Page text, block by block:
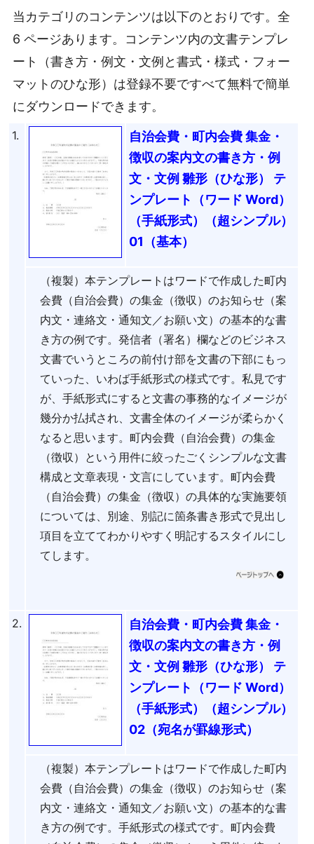
当カテゴリのコンテンツは以下のとおりです。全
6 ページあります。コンテンツ内の文書テンプレ
ート（書き方・例文・文例と書式・様式・フォー
マットのひな形）は登録不要ですべて無料で簡単
にダウンロードできます。
1.
自治会費・町内会費 集金・
徴収の案内文の書き方・例
文・文例 雛形（ひな形） テ
ンプレート（ワード Word）
（手紙形式）（超シンプル）
01（基本）
（複製）本テンプレートはワードで作成した町内
会費（自治会費）の集金（徴収）のお知らせ（案
内文・連絡文・通知文／お願い文）の基本的な書
き方の例です。発信者（署名）欄などのビジネス
文書でいうところの前付け部を文書の下部にもっ
ていった、いわば手紙形式の様式です。私見です
が、手紙形式にすると文書の事務的なイメージが
幾分か払拭され、文書全体のイメージが柔らかく
なると思います。町内会費（自治会費）の集金
（徴収）という用件に絞ったごくシンプルな文書
構成と文章表現・文言にしています。町内会費
（自治会費）の集金（徴収）の具体的な実施要領
については、別途、別記に箇条書き形式で見出し
項目を立ててわかりやすく明記するスタイルにし
てします。
2.
自治会費・町内会費 集金・
徴収の案内文の書き方・例
文・文例 雛形（ひな形） テ
ンプレート（ワード Word）
（手紙形式）（超シンプル）
02（宛名が罫線形式）
（複製）本テンプレートはワードで作成した町内
会費（自治会費）の集金（徴収）のお知らせ（案
内文・連絡文・通知文／お願い文）の基本的な書
き方の例です。手紙形式の様式です。町内会費